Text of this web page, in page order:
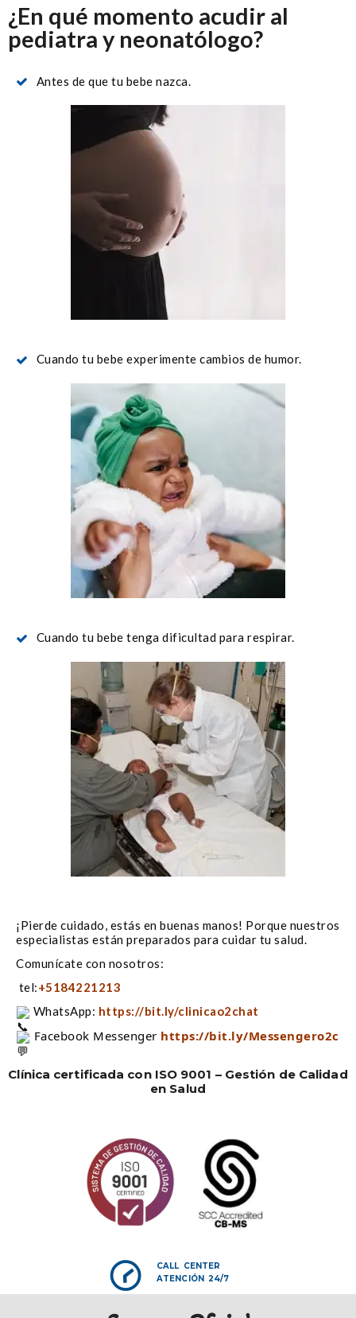
¿En qué momento acudir al
pediatra y neonatólogo?
Antes de que tu bebe nazca.
Cuando tu bebe experimente cambios de humor.
Cuando tu bebe tenga dificultad para respirar.
¡Pierde cuidado, estás en buenas manos! Porque nuestros
especialistas están preparados para cuidar tu salud.
Comunícate con nosotros:
tel:+5184221213
WhatsApp: https://bit.ly/clinicao2chat
Facebook Messenger https://bit.ly/Messengero2c
Clínica certificada con ISO 9001 – Gestión de Calidad
en Salud
CALL CENTER
ATENCIÓN 24/7